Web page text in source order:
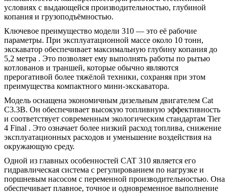
условиях с выдающейся производительностью, глубиной
копания и грузоподъёмностью.
Ключевое преимущество модели 310 — это её рабочие
параметры. При эксплуатационной массе около 10 тонн,
экскаватор обеспечивает максимальную глубину копания до
5,2 метра . Это позволяет ему выполнять работы по рытью
котлованов и траншей, которые обычно являются
прерогативой более тяжёлой техники, сохраняя при этом
преимущества компактного мини-экскаватора.
Модель оснащена экономичным дизельным двигателем Cat
C3.3B. Он обеспечивает высокую топливную эффективность
и соответствует современным экологическим стандартам Tier
4 Final . Это означает более низкий расход топлива, снижение
эксплуатационных расходов и уменьшение воздействия на
окружающую среду.
Одной из главных особенностей CAT 310 является его
гидравлическая система с регулированием по нагрузке и
поршневым насосом с переменной производительностью. Она
обеспечивает плавное, точное и одновременное выполнение